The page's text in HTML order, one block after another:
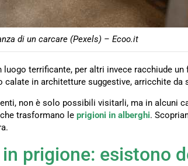
di un carcare (Pexels) – Ecoo.it
luogo terrificante, per altri invece racchiude
in architetture suggestive, arricchite da
non è solo possibili visitarli, ma in alcuni
trasformano le prigioni in alberghi.
prigione: esistono